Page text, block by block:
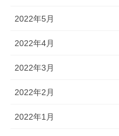
2022年5月
2022年4月
2022年3月
2022年2月
2022年1月